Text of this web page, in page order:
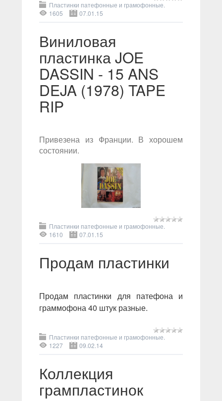
Пластинки патефонные и грамофонные.
1605
07.01.15
Виниловая
пластинка JOE
DASSIN - 15 ANS
DEJA (1978) TAPE
RIP
Привезена из Франции. В хорошем
состоянии.
Пластинки патефонные и грамофонные.
1610
07.01.15
Продам пластинки
Продам пластинки для патефона и
граммофона 40 штук разные.
Пластинки патефонные и грамофонные.
1227
09.02.14
Коллекция
грампластинок